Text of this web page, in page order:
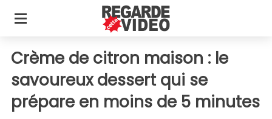
Crème de citron maison : le
savoureux dessert qui se
prépare en moins de 5 minutes